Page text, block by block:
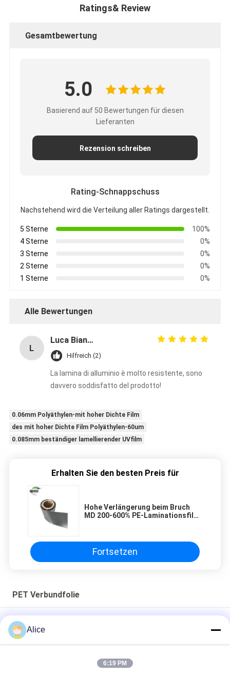
Ratings& Review
Gesamtbewertung
5.0
Basierend auf 50 Bewertungen für diesen
Lieferanten
Rezension schreiben
Rating-Schnappschuss
Nachstehend wird die Verteilung aller Ratings dargestellt.
5 Sterne
100%
4 Sterne
0%
3 Sterne
0%
2 Sterne
0%
1 Sterne
0%
Alle Bewertungen
L
Luca Bianchi
Hilfreich (2)
La lamina di alluminio è molto resistente, sono
davvero soddisfatto del prodotto!
0.06mm Polyäthylen-mit hoher Dichte Film
des mit hoher Dichte Film Polyäthylen-60um
0.085mm beständiger lamellierender UVfilm
Erhalten Sie den besten Preis für
Hohe Verlängerung beim Bruch
MD 200-600% PE-Laminationsfilm
Fortsetzen
PET Verbundfolie
Weiß 0.085mm HAUSTIER 85um thermischer Laminierungs-
Film Alice
6:19 PM